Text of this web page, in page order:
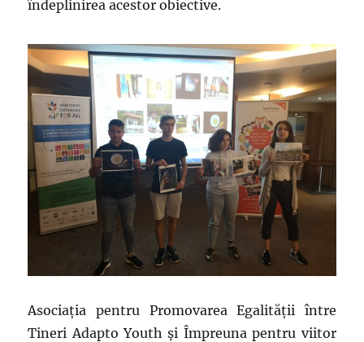
îndeplinirea acestor obiective.
Asociaţia pentru Promovarea Egalităţii între
Tineri Adapto Youth şi Împreuna pentru viitor